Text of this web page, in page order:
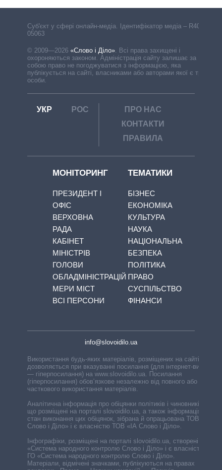
Cуб'єкт у сфері онлайн-медіа. Ідентифікатор медіа – R40-
05063
© 2009—2026 «Слово і Діло»
Всі права захищені і
охороняються законом. Адміністрація сайту залишає за
собою право не погоджуватися з інформацією, яка
публікується на сайті, власниками або авторами якої є треті
особи.
УКР РОС
ПРО НАС
КОНТАКТИ
ПРАВИЛА
МОНІТОРИНГ
ПРЕЗИДЕНТ І
ОФІС
ВЕРХОВНА
РАДА
КАБІНЕТ
МІНІСТРІВ
ГОЛОВИ
ОБЛАДМІНІСТРАЦІЙ
МЕРИ МІСТ
ВСІ ПЕРСОНИ
ТЕМАТИКИ
БІЗНЕС
ЕКОНОМІКА
КУЛЬТУРА
НАУКА
НАЦІОНАЛЬНА
БЕЗПЕКА
ПОЛІТИКА
ПРАВО
СУСПІЛЬСТВО
ФІНАНСИ
info@slovoidilo.ua
Використання будь-яких матеріалів, розміщених на сайті,
дозволяється при вказуванні посилання (для інтернет-видань
— гіперпосилання) на www.slovoidilo.ua. Посилання
(гіперпосилання) обов’язкове незалежно від повного або
часткового використання матеріалів.
Аналітична інформація про обіцянки політиків і чиновників,
що розміщені на порталі slovoidilo.ua, а також інформація про
стан виконання цих обіцянок, зібрана й опрацьована ТОВ «ІА
Слово і Діло» і є власністю ТОВ «ІА Слово і Діло».
Інфографіки, розміщені на порталі slovoidilo.ua, створені ГО
«Система народного контролю Слово і Діло» і є власністю
ГО «Система народного контролю Слово і Діло».
Матеріали, відмічені значками, публікуються на правах